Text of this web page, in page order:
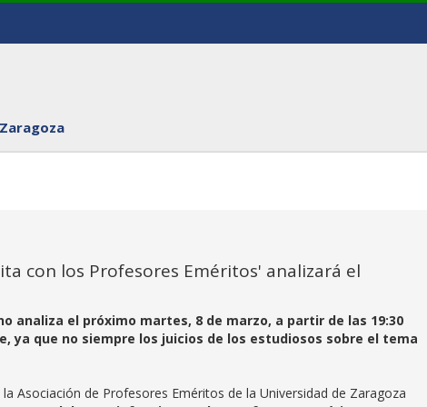
con los Profesores Eméritos' analizará el
analiza el próximo martes, 8 de marzo, a partir de las 19:30
ya que no siempre los juicios de los estudiosos sobre el tema
Asociación de Profesores Eméritos de la Universidad de Zaragoza